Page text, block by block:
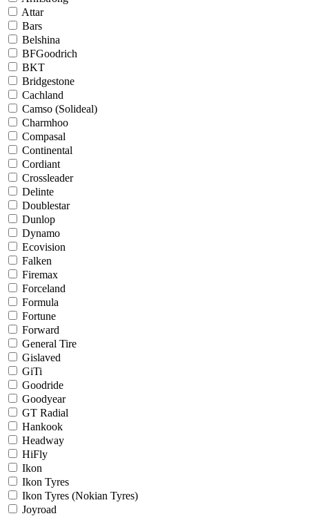
Attar
Bars
Belshina
BFGoodrich
BKT
Bridgestone
Cachland
Camso (Solideal)
Charmhoo
Compasal
Continental
Cordiant
Crossleader
Delinte
Doublestar
Dunlop
Dynamo
Ecovision
Falken
Firemax
Forceland
Formula
Fortune
Forward
General Tire
Gislaved
GiTi
Goodride
Goodyear
GT Radial
Hankook
Headway
HiFly
Ikon
Ikon Tyres
Ikon Tyres (Nokian Tyres)
Joyroad